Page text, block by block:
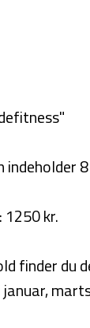
indeholder
1250 kr.
finder du